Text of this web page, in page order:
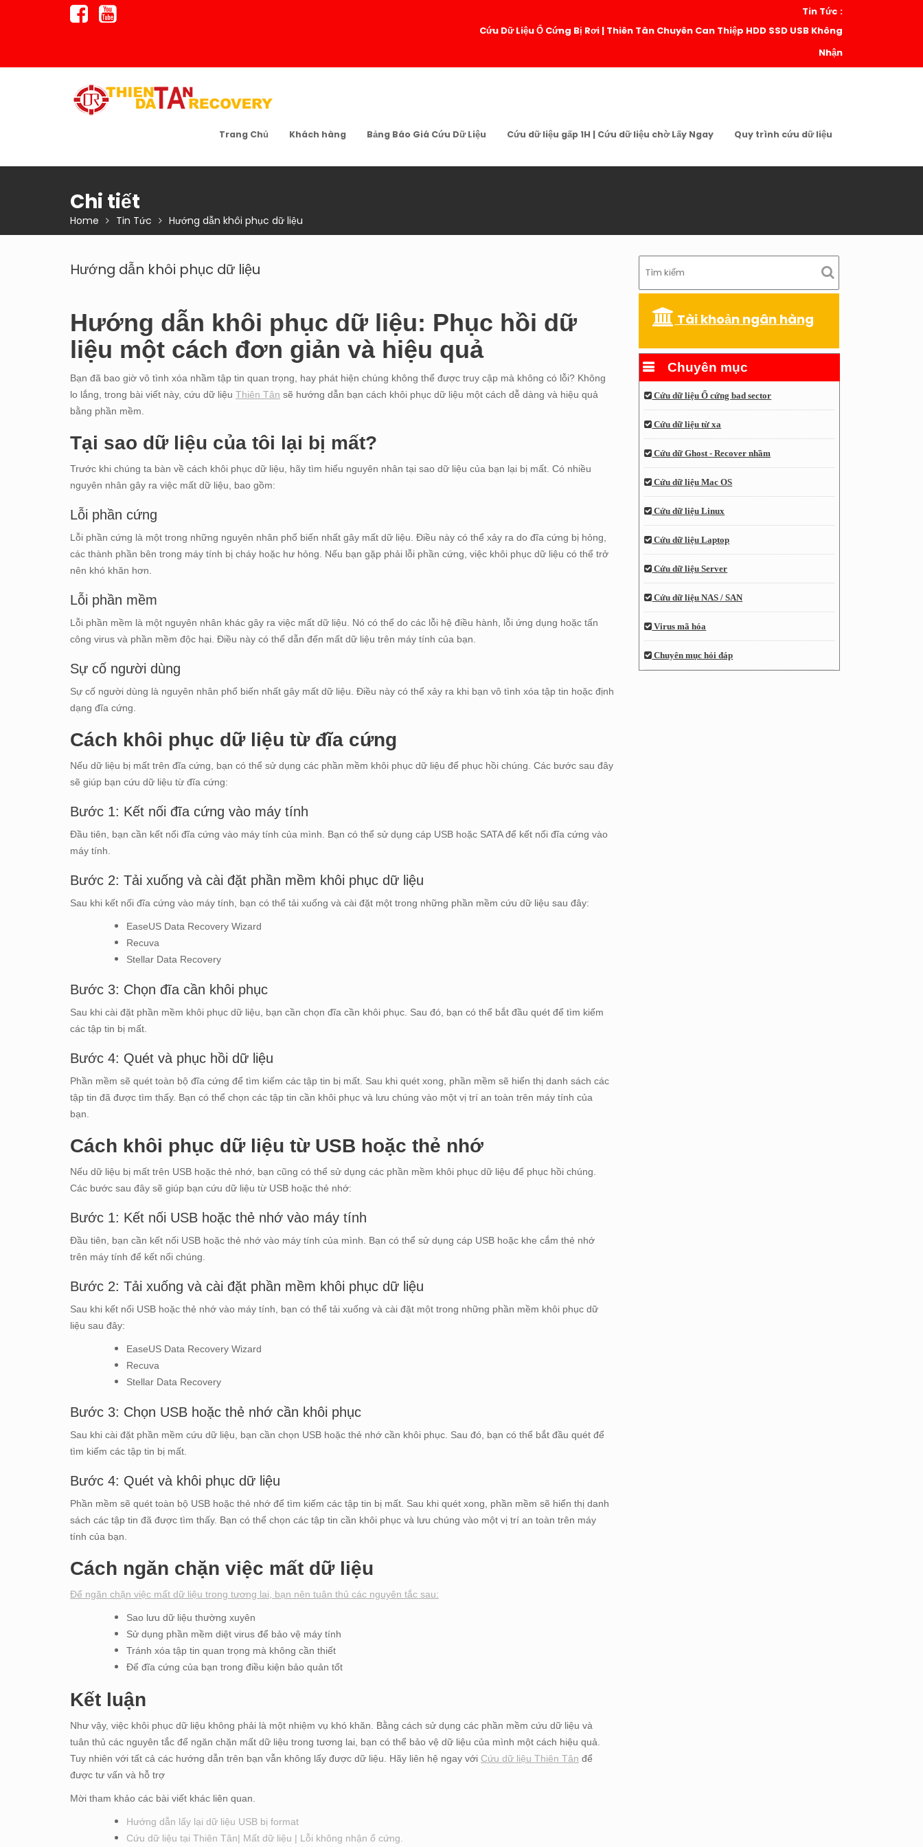
Tin Tức :
Cứu Dữ Liệu Ổ Cứng Bị Rơi | Thiên Tân Chuyên Can Thiệp HDD SSD USB Không
Nhận
Trang Chủ Khách hàng Bảng Báo Giá Cứu Dữ Liệu Cứu dữ liệu gấp 1H | Cứu dữ liệu chờ Lấy Ngay Quy trình cứu dữ liệu
Chi tiết
Home Tin Tức Hướng dẫn khôi phục dữ liệu
Hướng dẫn khôi phục dữ liệu
Hướng dẫn khôi phục dữ liệu: Phục hồi dữ
liệu một cách đơn giản và hiệu quả
Bạn đã bao giờ vô tình xóa nhầm tập tin quan trọng, hay phát hiện chúng không thể được truy cập mà không có lỗi? Không
lo lắng, trong bài viết này, cứu dữ liệu Thiên Tân sẽ hướng dẫn bạn cách khôi phục dữ liệu một cách dễ dàng và hiệu quả
bằng phần mềm.
Tại sao dữ liệu của tôi lại bị mất?
Trước khi chúng ta bàn về cách khôi phục dữ liệu, hãy tìm hiểu nguyên nhân tại sao dữ liệu của bạn lại bị mất. Có nhiều
nguyên nhân gây ra việc mất dữ liệu, bao gồm:
Lỗi phần cứng
Lỗi phần cứng là một trong những nguyên nhân phổ biến nhất gây mất dữ liệu. Điều này có thể xảy ra do đĩa cứng bị hỏng,
các thành phần bên trong máy tính bị cháy hoặc hư hỏng. Nếu bạn gặp phải lỗi phần cứng, việc khôi phục dữ liệu có thể trở
nên khó khăn hơn.
Lỗi phần mềm
Lỗi phần mềm là một nguyên nhân khác gây ra việc mất dữ liệu. Nó có thể do các lỗi hệ điều hành, lỗi ứng dụng hoặc tấn
công virus và phần mềm độc hại. Điều này có thể dẫn đến mất dữ liệu trên máy tính của bạn.
Sự cố người dùng
Sự cố người dùng là nguyên nhân phổ biến nhất gây mất dữ liệu. Điều này có thể xảy ra khi bạn vô tình xóa tập tin hoặc định
dạng đĩa cứng.
Cách khôi phục dữ liệu từ đĩa cứng
Nếu dữ liệu bị mất trên đĩa cứng, bạn có thể sử dụng các phần mềm khôi phục dữ liệu để phục hồi chúng. Các bước sau đây
sẽ giúp bạn cứu dữ liệu từ đĩa cứng:
Bước 1: Kết nối đĩa cứng vào máy tính
Đầu tiên, bạn cần kết nối đĩa cứng vào máy tính của mình. Bạn có thể sử dụng cáp USB hoặc SATA để kết nối đĩa cứng vào
máy tính.
Bước 2: Tải xuống và cài đặt phần mềm khôi phục dữ liệu
Sau khi kết nối đĩa cứng vào máy tính, bạn có thể tải xuống và cài đặt một trong những phần mềm cứu dữ liệu sau đây:
EaseUS Data Recovery Wizard
Recuva
Stellar Data Recovery
Bước 3: Chọn đĩa cần khôi phục
Sau khi cài đặt phần mềm khôi phục dữ liệu, bạn cần chọn đĩa cần khôi phục. Sau đó, bạn có thể bắt đầu quét để tìm kiếm
các tập tin bị mất.
Bước 4: Quét và phục hồi dữ liệu
Phần mềm sẽ quét toàn bộ đĩa cứng để tìm kiếm các tập tin bị mất. Sau khi quét xong, phần mềm sẽ hiển thị danh sách các
tập tin đã được tìm thấy. Bạn có thể chọn các tập tin cần khôi phục và lưu chúng vào một vị trí an toàn trên máy tính của
bạn.
Cách khôi phục dữ liệu từ USB hoặc thẻ nhớ
Nếu dữ liệu bị mất trên USB hoặc thẻ nhớ, bạn cũng có thể sử dụng các phần mềm khôi phục dữ liệu để phục hồi chúng.
Các bước sau đây sẽ giúp bạn cứu dữ liệu từ USB hoặc thẻ nhớ:
Bước 1: Kết nối USB hoặc thẻ nhớ vào máy tính
Đầu tiên, bạn cần kết nối USB hoặc thẻ nhớ vào máy tính của mình. Bạn có thể sử dụng cáp USB hoặc khe cắm thẻ nhớ
trên máy tính để kết nối chúng.
Bước 2: Tải xuống và cài đặt phần mềm khôi phục dữ liệu
Sau khi kết nối USB hoặc thẻ nhớ vào máy tính, bạn có thể tải xuống và cài đặt một trong những phần mềm khôi phục dữ
liệu sau đây:
EaseUS Data Recovery Wizard
Recuva
Stellar Data Recovery
Bước 3: Chọn USB hoặc thẻ nhớ cần khôi phục
Sau khi cài đặt phần mềm cứu dữ liệu, bạn cần chọn USB hoặc thẻ nhớ cần khôi phục. Sau đó, bạn có thể bắt đầu quét để
tìm kiếm các tập tin bị mất.
Bước 4: Quét và khôi phục dữ liệu
Phần mềm sẽ quét toàn bộ USB hoặc thẻ nhớ để tìm kiếm các tập tin bị mất. Sau khi quét xong, phần mềm sẽ hiển thị danh
sách các tập tin đã được tìm thấy. Bạn có thể chọn các tập tin cần khôi phục và lưu chúng vào một vị trí an toàn trên máy
tính của bạn.
Cách ngăn chặn việc mất dữ liệu
Để ngăn chặn việc mất dữ liệu trong tương lai, bạn nên tuân thủ các nguyên tắc sau:
Sao lưu dữ liệu thường xuyên
Sử dụng phần mềm diệt virus để bảo vệ máy tính
Tránh xóa tập tin quan trọng mà không cần thiết
Để đĩa cứng của bạn trong điều kiện bảo quản tốt
Kết luận
Như vậy, việc khôi phục dữ liệu không phải là một nhiệm vụ khó khăn. Bằng cách sử dụng các phần mềm cứu dữ liệu và
tuân thủ các nguyên tắc để ngăn chặn mất dữ liệu trong tương lai, bạn có thể bảo vệ dữ liệu của mình một cách hiệu quả.
Tuy nhiên với tất cả các hướng dẫn trên bạn vẫn không lấy được dữ liệu. Hãy liên hệ ngay với Cứu dữ liệu Thiên Tân để
được tư vấn và hỗ trợ
Mời tham khảo các bài viết khác liên quan.
Hướng dẫn lấy lại dữ liệu USB bị format
Cứu dữ liệu tại Thiên Tân| Mất dữ liệu | Lỗi không nhận ổ cứng.
Tài khoản ngân hàng
Chuyên mục
Cứu dữ liệu Ổ cứng bad sector
Cứu dữ liệu từ xa
Cứu dữ Ghost - Recover nhầm
Cứu dữ liệu Mac OS
Cứu dữ liệu Linux
Cứu dữ liệu Laptop
Cứu dữ liệu Server
Cứu dữ liệu NAS / SAN
Virus mã hóa
Chuyên mục hỏi đáp